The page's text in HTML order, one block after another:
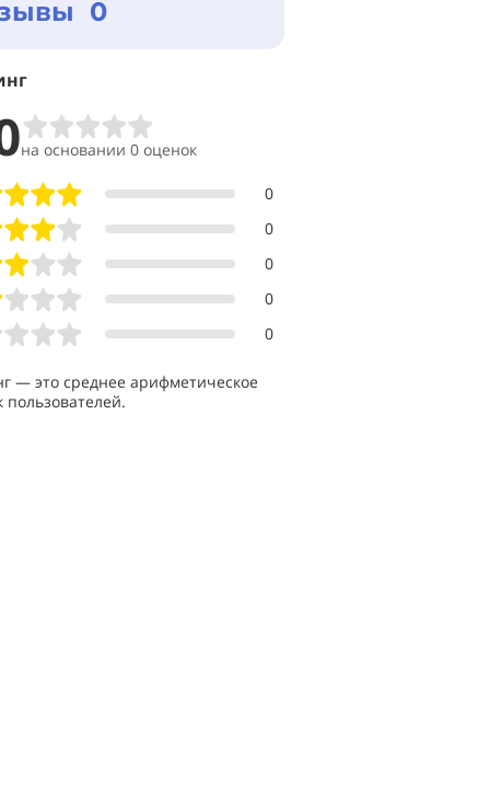
0
на основании 0 оценок
0
0
0
0
0
— это среднее арифметическое
пользователей.